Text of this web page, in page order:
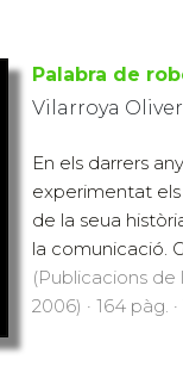
Palabra de
Vilarroya
En els darrers
experimentat
de la seua
la comunicació.
(Publicacions de
2006) · 164 pàg.